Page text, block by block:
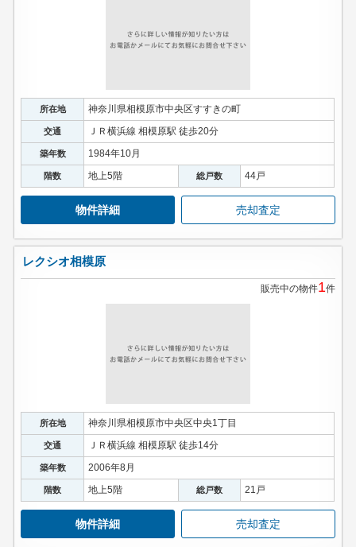
所在地 神奈川県相模原市中央区すすきの町
交通 ＪＲ横浜線 相模原駅 徒歩20分
築年数 1984年10月
階数 地上5階 総戸数 44戸
物件詳細 売却査定
レクシオ相模原
販売中の物件1件
所在地 神奈川県相模原市中央区中央1丁目
交通 ＪＲ横浜線 相模原駅 徒歩14分
築年数 2006年8月
階数 地上5階 総戸数 21戸
物件詳細 売却査定